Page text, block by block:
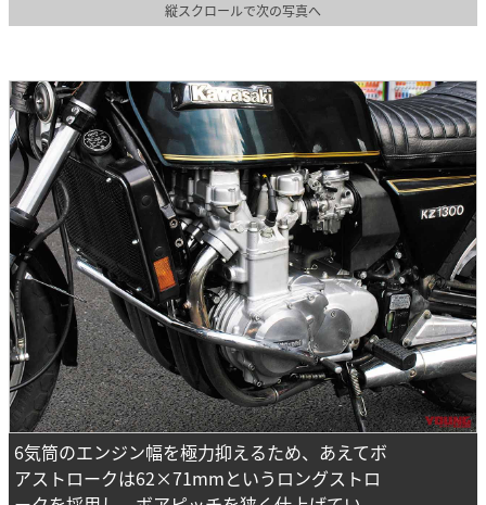
縦スクロールで次の写真へ
6気筒のエンジン幅を極力抑えるため、あえてボ
アストロークは62×71mmというロングストロ